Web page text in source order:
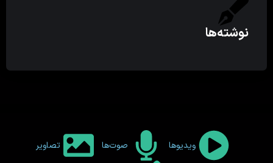
نوشته‌ها
ویدیوها صوت‌ها تصاویر